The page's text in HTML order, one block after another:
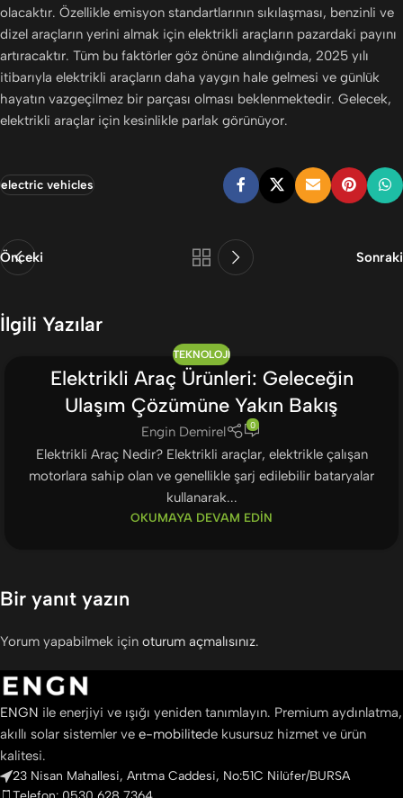
olacaktır. Özellikle emisyon standartlarının sıkılaşması, benzinli ve
dizel araçların yerini almak için elektrikli araçların pazardaki payını
artıracaktır. Tüm bu faktörler göz önüne alındığında, 2025 yılı
itibarıyla elektrikli araçların daha yaygın hale gelmesi ve günlük
hayatın vazgeçilmez bir parçası olması beklenmektedir. Gelecek,
elektrikli araçlar için kesinlikle parlak görünüyor.
electric vehicles
Önceki Sonraki
İlgili Yazılar
TEKNOLOJI
Elektrikli Araç Ürünleri: Geleceğin
Ulaşım Çözümüne Yakın Bakış
Engin Demirel 0
Elektrikli Araç Nedir? Elektrikli araçlar, elektrikle çalışan
motorlara sahip olan ve genellikle şarj edilebilir bataryalar
kullanarak...
OKUMAYA DEVAM EDIN
Bir yanıt yazın
Yorum yapabilmek için oturum açmalısınız.
ENGN ile enerjiyi ve ışığı yeniden tanımlayın. Premium aydınlatma,
akıllı solar sistemler ve e-mobilitede kusursuz hizmet ve ürün
kalitesi.
23 Nisan Mahallesi, Arıtma Caddesi, No:51C Nilüfer/BURSA